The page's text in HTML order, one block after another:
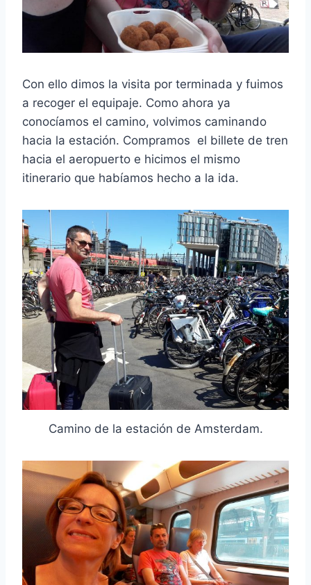
Con ello dimos la visita por terminada y fuimos
a recoger el equipaje. Como ahora ya
conocíamos el camino, volvimos caminando
hacia la estación. Compramos el billete de tren
hacia el aeropuerto e hicimos el mismo
itinerario que habíamos hecho a la ida.
Camino de la estación de Amsterdam.